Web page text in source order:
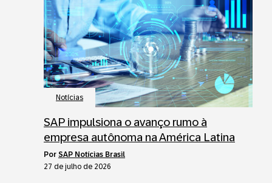
Notícias
SAP impulsiona o avanço rumo à
empresa autônoma na América Latina
por SAP Notícias Brasil
27 de julho de 2026